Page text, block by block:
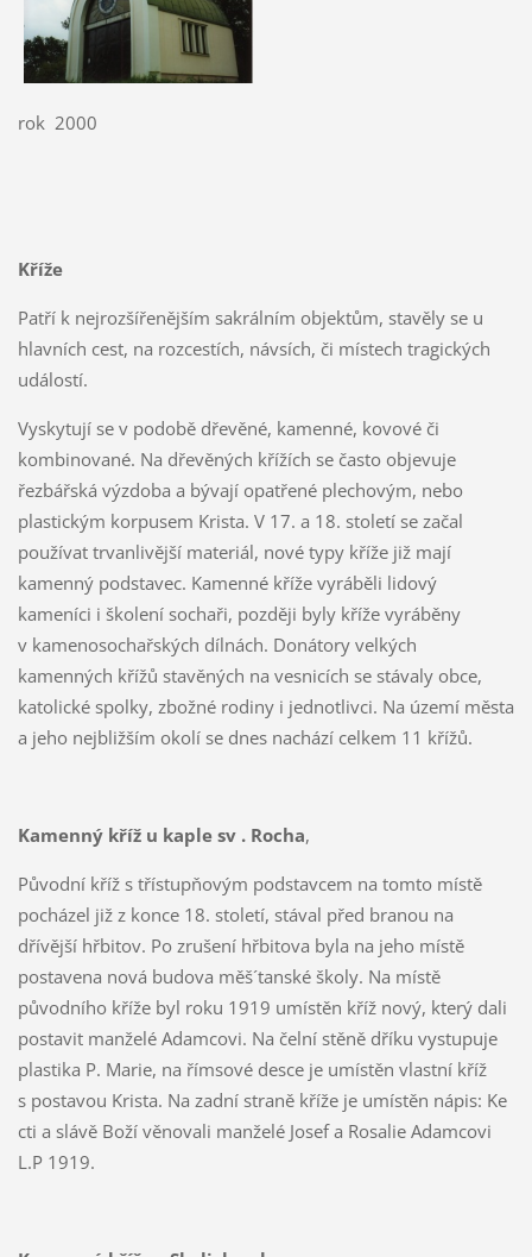
rok 2000
Kříže
Patří k nejrozšířenějším sakrálním objektům, stavěly se u
hlavních cest, na rozcestích, návsích, či místech tragických
událostí.
Vyskytují se v podobě dřevěné, kamenné, kovové či
kombinované. Na dřevěných křížích se často objevuje
řezbářská výzdoba a bývají opatřené plechovým, nebo
plastickým korpusem Krista. V 17. a 18. století se začal
používat trvanlivější materiál, nové typy kříže již mají
kamenný podstavec. Kamenné kříže vyráběli lidový
kameníci i školení sochaři, později byly kříže vyráběny
v kamenosochařských dílnách. Donátory velkých
kamenných křížů stavěných na vesnicích se stávaly obce,
katolické spolky, zbožné rodiny i jednotlivci. Na území města
a jeho nejbližším okolí se dnes nachází celkem 11 křížů.
Kamenný kříž u kaple sv . Rocha,
Původní kříž s třístupňovým podstavcem na tomto místě
pocházel již z konce 18. století, stával před branou na
dřívější hřbitov. Po zrušení hřbitova byla na jeho místě
postavena nová budova měš´tanské školy. Na místě
původního kříže byl roku 1919 umístěn kříž nový, který dali
postavit manželé Adamcovi. Na čelní stěně dříku vystupuje
plastika P. Marie, na římsové desce je umístěn vlastní kříž
s postavou Krista. Na zadní straně kříže je umístěn nápis: Ke
cti a slávě Boží věnovali manželé Josef a Rosalie Adamcovi
L.P 1919.